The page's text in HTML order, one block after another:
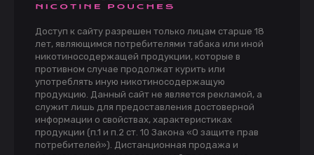
Доступ к сайту разрешен только лицам старше 18
лет, являющимся потребителями табака или иной
никотиносодержащей продукции, которые в
противном случае продолжат курить или
употреблять иную никотиносодержащую
продукцию. Данный сайт не является рекламой, а
служит лишь для предоставления достоверной
информации о свойствах, характеристиках
продукции (п.1 и п.2 ст. 10 Закона «О защите прав
потребителей»). Дистанционная продажа и